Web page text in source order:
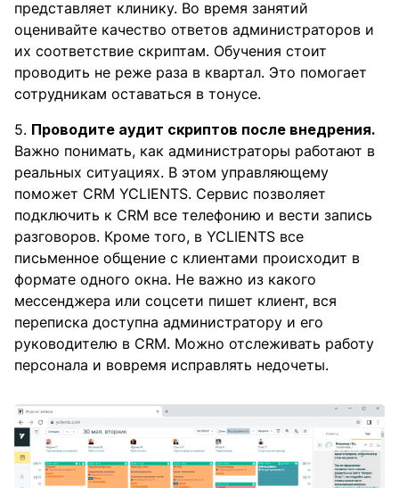
представляет клинику. Во время занятий
оценивайте качество ответов администраторов и
их соответствие скриптам. Обучения стоит
проводить не реже раза в квартал. Это помогает
сотрудникам оставаться в тонусе.
5. Проводите аудит скриптов после внедрения.
Важно понимать, как администраторы работают в
реальных ситуациях. В этом управляющему
поможет CRM YCLIENTS. Сервис позволяет
подключить к СRM все телефонию и вести запись
разговоров. Кроме того, в YCLIENTS все
письменное общение с клиентами происходит в
формате одного окна. Не важно из какого
мессенджера или соцсети пишет клиент, вся
переписка доступна администратору и его
руководителю в CRM. Можно отслеживать работу
персонала и вовремя исправлять недочеты.